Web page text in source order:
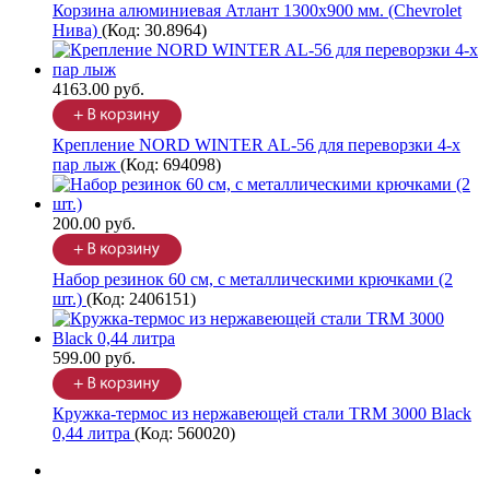
Корзина алюминиевая Атлант 1300х900 мм. (Chevrolet
Нива) (Код: 30.8964)
4163.00 руб.
Крепление NORD WINTER AL-56 для переворзки 4-х
пар лыж (Код: 694098)
200.00 руб.
Набор резинок 60 см, с металлическими крючками (2
шт.) (Код: 2406151)
599.00 руб.
Кружка-термос из нержавеющей стали TRM 3000 Black
0,44 литра (Код: 560020)